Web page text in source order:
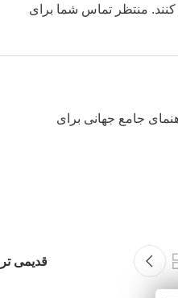
منتظر تماس شما برای
جامع جهانی برای
قدیمی تر